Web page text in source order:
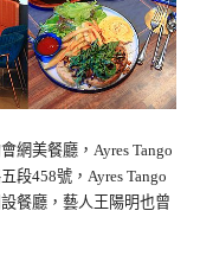
網美餐廳，Ayres Tango
段458號，Ayres Tango
餐廳，藝人王陽明也曾